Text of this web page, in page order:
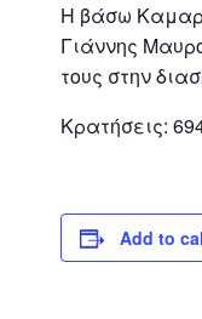
Η βάσω
Γιάννης
τους στην
Κρατήσεις:
Add to